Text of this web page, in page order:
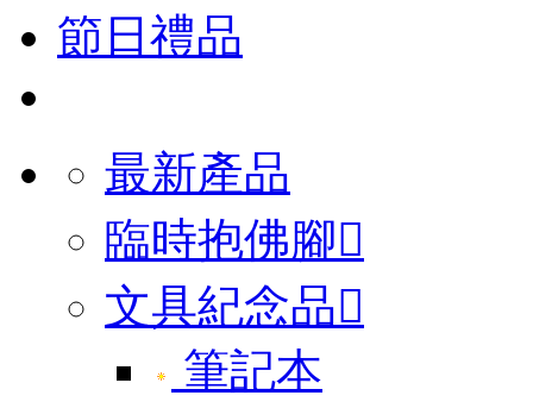
節日禮品
最新產品
臨時抱佛腳
文具紀念品
筆記本